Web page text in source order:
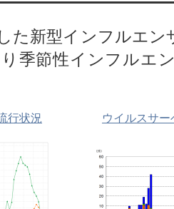
た新型インフルエン
季節性インフルエ
行状況 ウイルスサ